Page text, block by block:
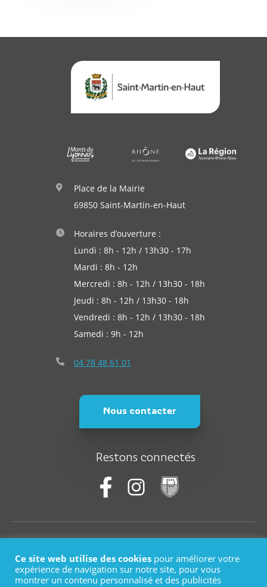
Place de la Mairie
69850 Saint-Martin-en-Haut
Horaires d’ouverture :
Lundi : 8h - 12h / 13h30 - 17h
Mardi : 8h - 12h
Mercredi : 8h - 12h / 13h30 - 18h
Jeudi : 8h - 12h / 13h30 - 18h
Vendredi : 8h - 12h / 13h30 - 18h
Samedi : 9h - 12h
04 78 48 61 01
Nous contacter
Restons connectés
Plan du site
Agenda
Actualités
Démarches
Annuaire
Agenda
Actualités
Ce site web utilise des cookies pour améliorer votre
expérience de navigation sur notre site, pour vous
montrer un contenu personnalisé et des publicités